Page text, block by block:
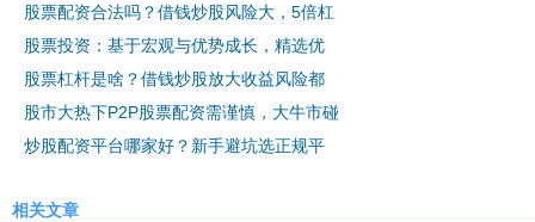
股票配资合法吗？借钱炒股风险大，5倍杠
股票投资：基于宏观与优势成长，精选优
股票杠杆是啥？借钱炒股放大收益风险都
股市大热下P2P股票配资需谨慎，大牛市碰
炒股配资平台哪家好？新手避坑选正规平
相关文章